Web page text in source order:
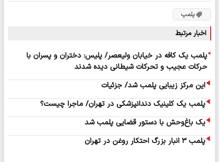
پلمپ
اخبار مرتبط
پلمب یک کافه‌ در خیابان ولیعصر/ پلیس: دختران و پسران با
حرکات عجیب و تحرکات شیطانی دیده شدند
این مرکز زیبایی پلمب شد/ جزئیات
پلمب یک کلینیک دندانپزشکی در تهران/ ماجرا چیست؟
یک باغ‌وحش با دستور قضایی پلمب شد
پلمب ۳ انبار بزرگ احتکار روغن در تهران